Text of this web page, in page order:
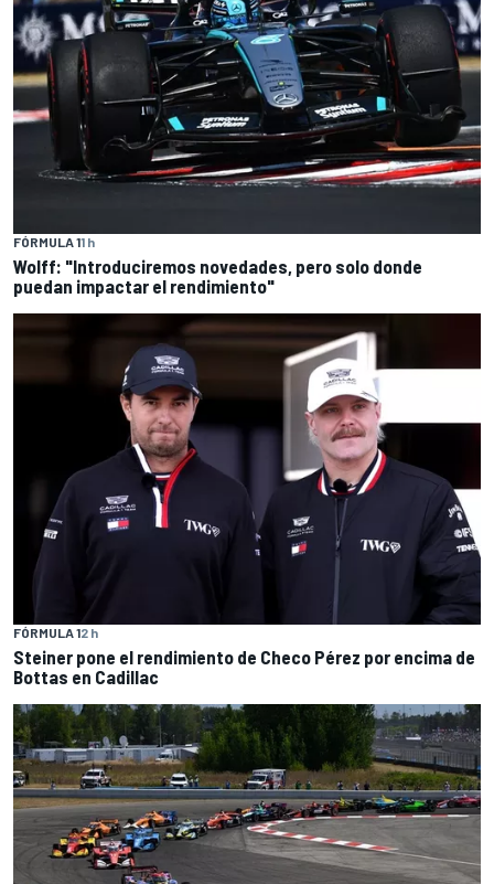
FÓRMULA 11 h
Wolff: "Introduciremos novedades, pero solo donde
puedan impactar el rendimiento"
FÓRMULA 12 h
Steiner pone el rendimiento de Checo Pérez por encima de
Bottas en Cadillac